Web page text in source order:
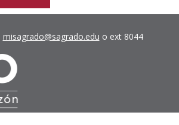
misagrado@sagrado.edu o ext 8044